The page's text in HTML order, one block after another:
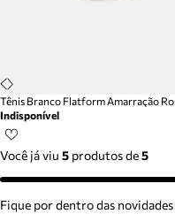
Tênis Branco Flatform Amarração
Indisponível
Você já viu 5 produtosde5
Fique por dentro das novidades